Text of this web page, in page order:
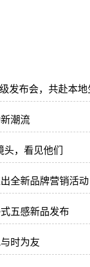
发布会，共赴本地
潮流
，看见他们
全新品牌营销活动
五感新品发布
时为友